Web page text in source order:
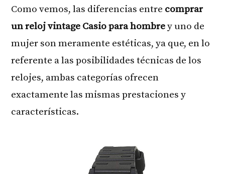
Como vemos, las diferencias entre comprar
un reloj vintage Casio para hombrey uno de
mujer son meramente estéticas, ya que, en lo
referente a las posibilidades técnicas de los
relojes, ambas categorías ofrecen
exactamente las mismas prestaciones y
características.